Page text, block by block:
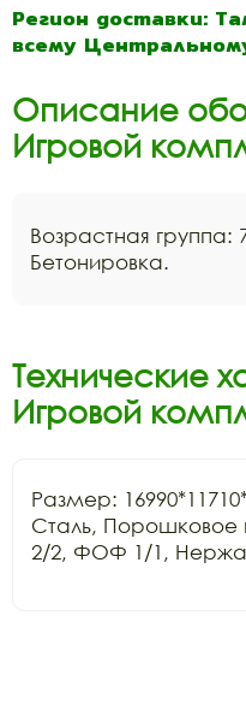
Регион доставки:
всему
Описание
Игровой
Возрастная группа:
Бетонировка.
Технические
Игровой
Размер:
Сталь,
2/2, ФОФ 1/1,